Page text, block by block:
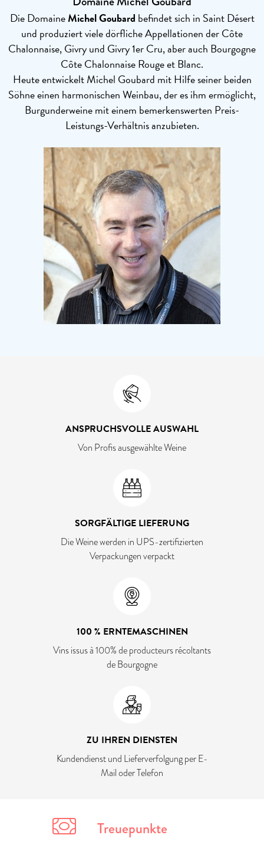
Die DomaineMichel Goubard befindet sich in Saint Désert
und produziert viele dörfliche Appellationen der Côte
Chalonnaise, Givry und Givry 1er Cru, aber auch Bourgogne
Côte Chalonnaise Rouge et Blanc.
Heute entwickelt Michel Goubard mit Hilfe seiner beiden
Söhne einen harmonischen Weinbau, der es ihm ermöglicht,
Burgunderweine mit einem bemerkenswerten Preis-
Leistungs-Verhältnis anzubieten.
ANSPRUCHSVOLLE AUSWAHL
Von Profis ausgewählte Weine
SORGFÄLTIGE LIEFERUNG
Die Weine werden in UPS-zertifizierten
Verpackungen verpackt
100 % ERNTEMASCHINEN
Vins issus à 100% de producteurs récoltants
de Bourgogne
ZU IHREN DIENSTEN
Kundendienst und Lieferverfolgung per E-
Mail oder Telefon
Treuepunkte